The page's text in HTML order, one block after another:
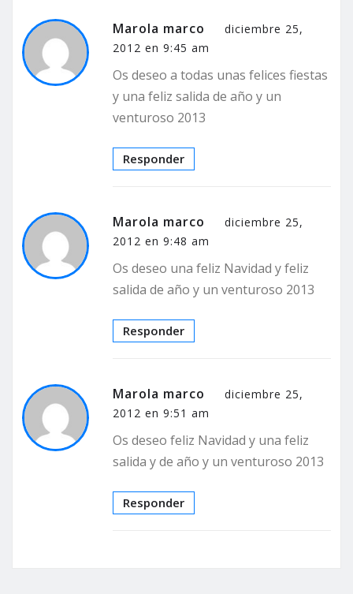
Marola marco
diciembre 25,
2012 en 9:45 am
Os deseo a todas unas felices fiestas
y una feliz salida de año y un
venturoso 2013
Responder
Marola marco
diciembre 25,
2012 en 9:48 am
Os deseo una feliz Navidad y feliz
salida de año y un venturoso 2013
Responder
Marola marco
diciembre 25,
2012 en 9:51 am
Os deseo feliz Navidad y una feliz
salida y de año y un venturoso 2013
Responder